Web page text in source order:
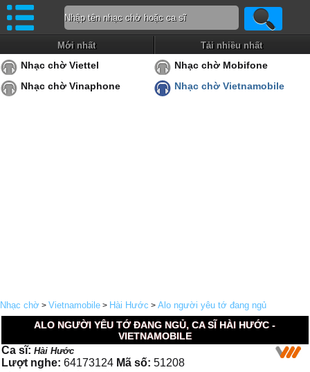
Mới nhất Tải nhiều nhất
Nhạc chờ Viettel
Nhạc chờ Mobifone
Nhạc chờ Vinaphone
Nhạc chờ Vietnamobile
Nhạc chờ > Vietnamobile > Hài Hước > Alo người yêu tớ đang ngủ
ALO NGƯỜI YÊU TỚ ĐANG NGỦ, CA SĨ HÀI HƯỚC -
VIETNAMOBILE
Ca sĩ:Hài Hước
Lượt nghe: 64173124 Mã số: 51208